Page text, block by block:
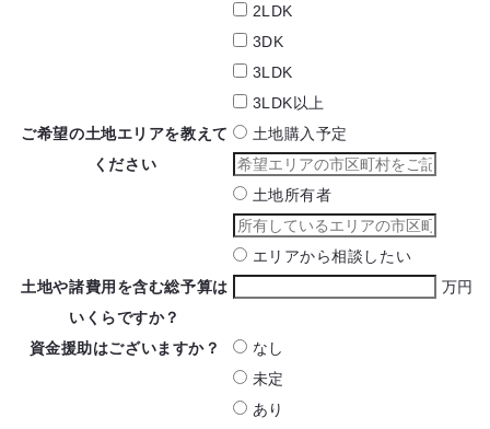
2LDK
3DK
3LDK
3LDK以上
ご希望の土地エリアを教えて
ください
土地購入予定
土地所有者
エリアから相談したい
土地や諸費用を含む総予算は
いくらですか？
万円
資金援助はございますか？
なし
未定
あり